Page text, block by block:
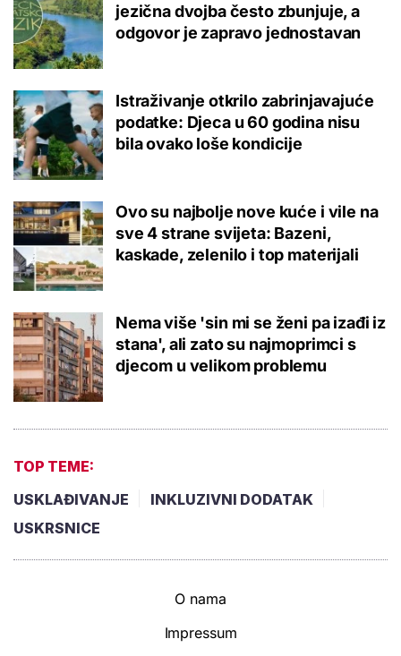
jezična dvojba često zbunjuje, a
odgovor je zapravo jednostavan
Istraživanje otkrilo zabrinjavajuće
podatke: Djeca u 60 godina nisu
bila ovako loše kondicije
Ovo su najbolje nove kuće i vile na
sve 4 strane svijeta: Bazeni,
kaskade, zelenilo i top materijali
Nema više 'sin mi se ženi pa izađi iz
stana', ali zato su najmoprimci s
djecom u velikom problemu
TOP TEME:
USKLAĐIVANJE
INKLUZIVNI DODATAK
USKRSNICE
O nama
Impressum